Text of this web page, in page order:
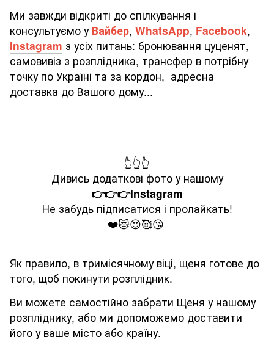
Ми завжди відкриті до спілкування і
консультуємо у Вайбер, WhatsApp, Facebook,
Instagram з усіх питань: бронювання цуценят,
самовивіз з розплідника, трансфер в потрібну
точку по Україні та за кордон, адресна
доставка до Вашого дому...
👆👆👆
Дивись додаткові фото у нашому
👉👉👉Instagram
Не забудь підписатися і пролайкать!
❤️😻😍🥰😘
Як правило, в тримісячному віці, щеня готове до
того, щоб покинути розплідник.
Ви можете самостійно забрати Щеня у нашому
розпліднику, або ми допоможемо доставити
його у ваше місто або країну.